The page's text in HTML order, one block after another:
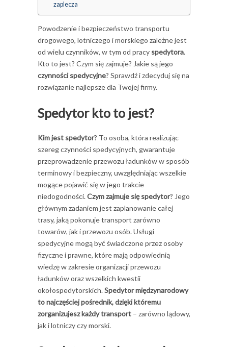
zaplecza
Powodzenie i bezpieczeństwo transportu
drogowego, lotniczego i morskiego zależne jest
od wielu czynników, w tym od pracy spedytora.
Kto to jest? Czym się zajmuje? Jakie są jego
czynności spedycyjne? Sprawdź i zdecyduj się na
rozwiązanie najlepsze dla Twojej firmy.
Spedytor kto to jest?
Kim jest spedytor? To osoba, która realizując
szereg czynności spedycyjnych, gwarantuje
przeprowadzenie przewozu ładunków w sposób
terminowy i bezpieczny, uwzględniając wszelkie
mogące pojawić się w jego trakcie
niedogodności.Czym zajmuje się spedytor? Jego
głównym zadaniem jest zaplanowanie całej
trasy, jaką pokonuje transport zarówno
towarów, jak i przewozu osób. Usługi
spedycyjne mogą być świadczone przez osoby
fizyczne i prawne, które mają odpowiednią
wiedzę w zakresie organizacji przewozu
ładunków oraz wszelkich kwestii
okołospedytorskich.Spedytor międzynarodowy
to najczęściej pośrednik, dzięki któremu
zorganizujesz każdy transport – zarówno lądowy,
jak i lotniczy czy morski.